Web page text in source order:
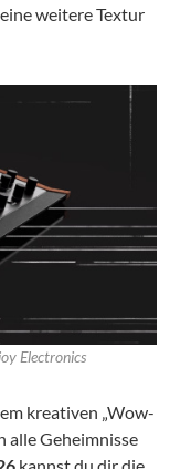
weitere Textur
Electronics
kreativen „Wow-
alle Geheimnisse